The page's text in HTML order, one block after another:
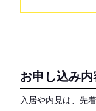
お申し込み内
入居や内見は、先